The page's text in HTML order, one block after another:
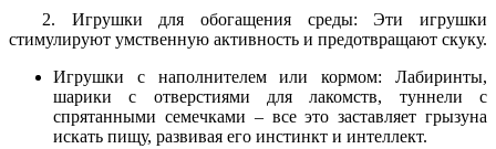
2. Игрушки для обогащения среды: Эти игрушки
стимулируют умственную активность и предотвращают скуку.
Игрушки с наполнителем или кормом: Лабиринты,
шарики с отверстиями для лакомств, туннели с
спрятанными семечками – все это заставляет грызуна
искать пищу, развивая его инстинкт и интеллект.